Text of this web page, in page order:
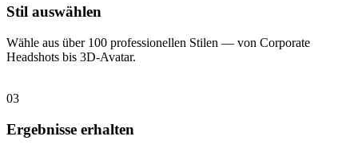
Stil auswählen
Wähle aus über 100 professionellen Stilen — von Corporate
Headshots bis 3D-Avatar.
03
Ergebnisse erhalten